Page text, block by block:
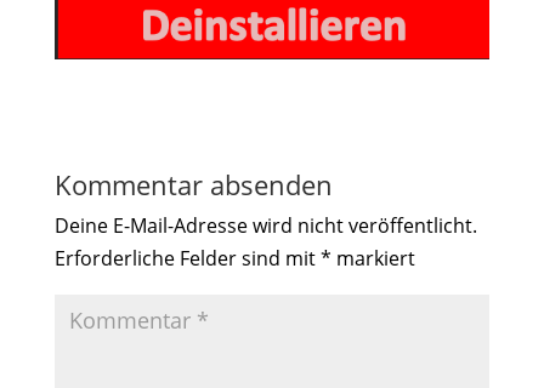
Kommentar absenden
Deine E-Mail-Adresse wird nicht veröffentlicht.
Erforderliche Felder sind mit* markiert